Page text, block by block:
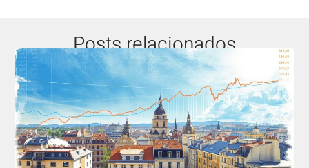
Posts relacionados